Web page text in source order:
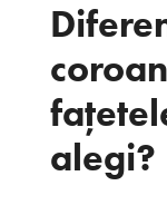
alegi?